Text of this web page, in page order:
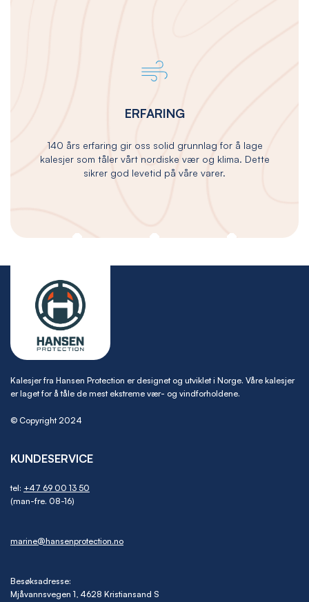
ERFARING
140 års erfaring gir oss solid grunnlag for å lage
kalesjer som tåler vårt nordiske vær og klima. Dette
sikrer god levetid på våre varer.
Kalesjer fra Hansen Protection er designet og utviklet i Norge. Våre kalesjer
er laget for å tåle de mest ekstreme vær- og vindforholdene.
© Copyright 2024
KUNDESERVICE
tel: +47 69 00 13 50
(man-fre. 08-16)
marine@hansenprotection.no
Besøksadresse:
Mjåvannsvegen 1, 4628 Kristiansand S